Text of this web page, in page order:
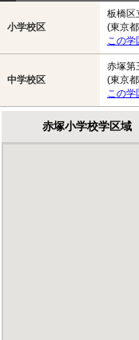
小学校区
板橋区
(東京
この学
中学校区
赤塚第
(東京
この学
赤塚小学校学区域